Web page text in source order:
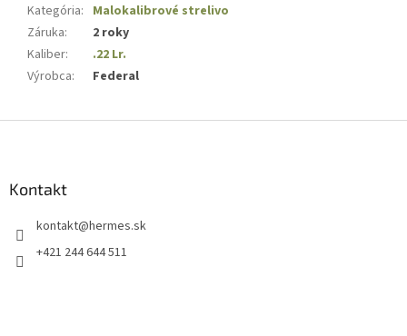
Kategória: Malokalibrové strelivo
Záruka:
2 roky
Kaliber:
.22 Lr.
Výrobca: Federal
Kontakt
kontakt@hermes.sk
+421 244 644 511